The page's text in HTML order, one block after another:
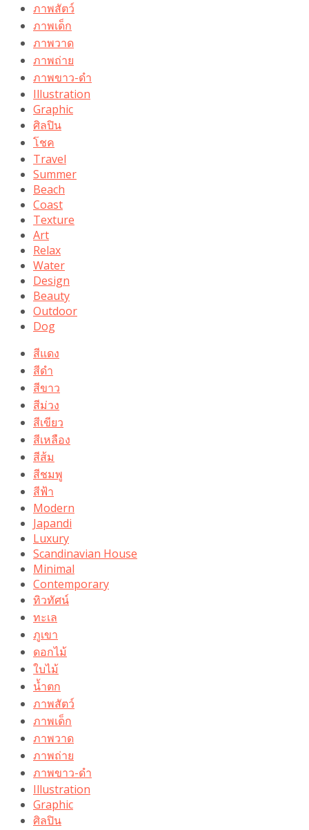
ภาพสัตว์
ภาพเด็ก
ภาพวาด
ภาพถ่าย
ภาพขาว-ดำ
Illustration
Graphic
ศิลปิน
โชค
Travel
Summer
Beach
Coast
Texture
Art
Relax
Water
Design
Beauty
Outdoor
Dog
สีแดง
สีดำ
สีขาว
สีม่วง
สีเขียว
สีเหลือง
สีส้ม
สีชมพู
สีฟ้า
Modern
Japandi
Luxury
Scandinavian House
Minimal
Contemporary
ทิวทัศน์
ทะเล
ภูเขา
ดอกไม้
ใบไม้
น้ำตก
ภาพสัตว์
ภาพเด็ก
ภาพวาด
ภาพถ่าย
ภาพขาว-ดำ
Illustration
Graphic
ศิลปิน